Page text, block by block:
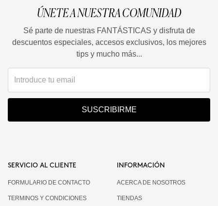
ÚNETE A NUESTRA COMUNIDAD
Sé parte de nuestras FANTÁSTICAS y disfruta de
descuentos especiales, accesos exclusivos, los mejores
tips y mucho más...
SUSCRIBIRME
SERVICIO AL CLIENTE
FORMULARIO DE CONTACTO
TERMINOS Y CONDICIONES
INFORMACIÓN
ACERCA DE NOSOTROS
TIENDAS